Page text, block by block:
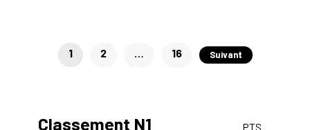
Pagination
1 2 … 16 Suivant
Classement N1 PTS